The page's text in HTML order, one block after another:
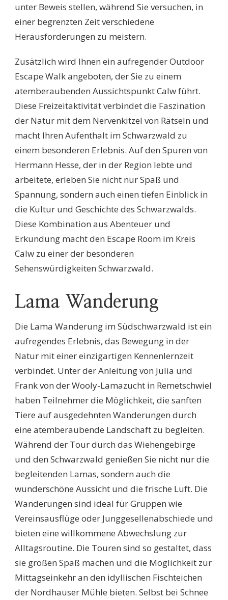
unter Beweis stellen, während Sie versuchen, in
einer begrenzten Zeit verschiedene
Herausforderungen zu meistern.
Zusätzlich wird Ihnen ein aufregender Outdoor
Escape Walk angeboten, der Sie zu einem
atemberaubenden Aussichtspunkt Calw führt.
Diese Freizeitaktivität verbindet die Faszination
der Natur mit dem Nervenkitzel von Rätseln und
macht Ihren Aufenthalt im Schwarzwald zu
einem besonderen Erlebnis. Auf den Spuren von
Hermann Hesse, der in der Region lebte und
arbeitete, erleben Sie nicht nur Spaß und
Spannung, sondern auch einen tiefen Einblick in
die Kultur und Geschichte des Schwarzwalds.
Diese Kombination aus Abenteuer und
Erkundung macht den Escape Room im Kreis
Calw zu einer der besonderen
Sehenswürdigkeiten Schwarzwald.
Lama Wanderung
Die Lama Wanderung im Südschwarzwald ist ein
aufregendes Erlebnis, das Bewegung in der
Natur mit einer einzigartigen Kennenlernzeit
verbindet. Unter der Anleitung von Julia und
Frank von der Wooly-Lamazucht in Remetschwiel
haben Teilnehmer die Möglichkeit, die sanften
Tiere auf ausgedehnten Wanderungen durch
eine atemberaubende Landschaft zu begleiten.
Während der Tour durch das Wiehengebirge
und den Schwarzwald genießen Sie nicht nur die
begleitenden Lamas, sondern auch die
wunderschöne Aussicht und die frische Luft. Die
Wanderungen sind ideal für Gruppen wie
Vereinsausflüge oder Junggesellenabschiede und
bieten eine willkommene Abwechslung zur
Alltagsroutine. Die Touren sind so gestaltet, dass
sie großen Spaß machen und die Möglichkeit zur
Mittagseinkehr an den idyllischen Fischteichen
der Nordhauser Mühle bieten. Selbst bei Schnee